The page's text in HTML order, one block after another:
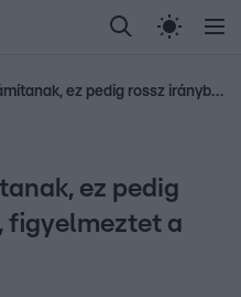
Randi Celeb vagyok,
Most Wanted Gallusz
A külsőségek számítanak, ez pedig rossz irányba vezet, figyelmeztet a professzor
ez pedig
figyelmeztet a